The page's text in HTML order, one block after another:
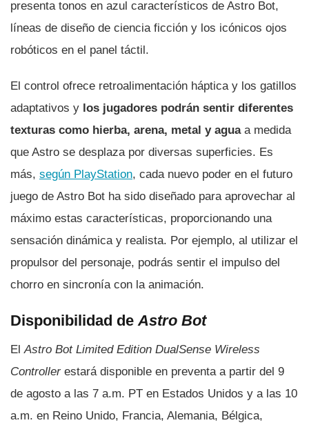
presenta tonos en azul característicos de Astro Bot,
líneas de diseño de ciencia ficción y los icónicos ojos
robóticos en el panel táctil.
El control ofrece retroalimentación háptica y los gatillos
adaptativos y los jugadores podrán sentir diferentes
texturas como hierba, arena, metal y agua a medida
que Astro se desplaza por diversas superficies. Es
más, según PlayStation, cada nuevo poder en el futuro
juego de Astro Bot ha sido diseñado para aprovechar al
máximo estas características, proporcionando una
sensación dinámica y realista. Por ejemplo, al utilizar el
propulsor del personaje, podrás sentir el impulso del
chorro en sincronía con la animación.
Disponibilidad deAstro Bot
ElAstro Bot Limited Edition DualSense Wireless
Controllerestará disponible en preventa a partir del 9
de agosto a las 7 a.m. PT en Estados Unidos y a las 10
a.m. en Reino Unido, Francia, Alemania, Bélgica,